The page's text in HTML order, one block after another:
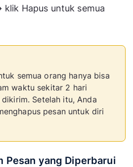
klik Hapus untuk semua
semua orang hanya bisa
waktu sekitar 2 hari
Setelah itu, Anda
pesan untuk diri
Pesan yang Diperbarui